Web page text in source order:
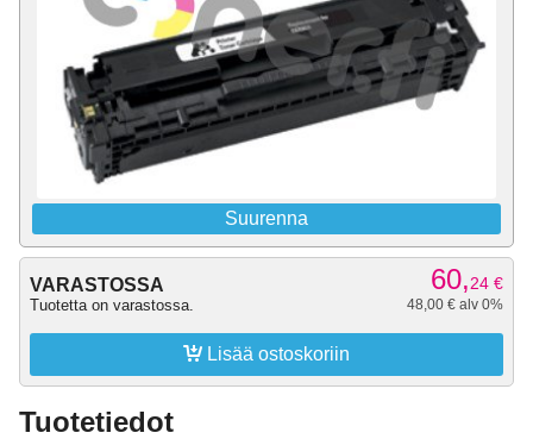
Suurenna
VARASTOSSA
Tuotetta on varastossa.
60,24 €
48,00 € alv 0%
 Lisää ostoskoriin
Tuotetiedot